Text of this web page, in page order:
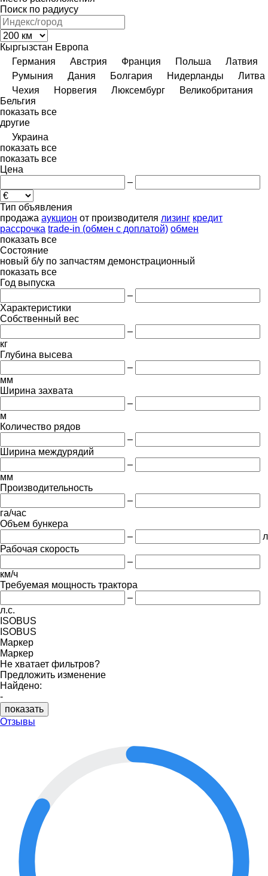
Поиск по радиусу
Кыргызстан Европа
Германия
Австрия Франция Польша
Латвия
Румыния
Дания Болгария Нидерланды
Литва
Чехия
Норвегия Люксембург
Великобритания
Бельгия
показать все
другие
Украина
показать все
показать все
Цена
–
Тип объявления
продажа аукцион от производителя лизинг кредит
рассрочка trade-in (обмен с доплатой) обмен
показать все
Состояние
новый б/у по запчастям демонстрационный
показать все
Год выпуска
–
Характеристики
Собственный вес
–
кг
Глубина высева
–
мм
Ширина захвата
–
м
Количество рядов
–
Ширина междурядий
–
мм
Производительность
–
га/час
Объем бункера
–
л
Рабочая скорость
–
км/ч
Требуемая мощность трактора
–
л.с.
ISOBUS
ISOBUS
Маркер
Маркер
Не хватает фильтров?
Предложить изменение
Найдено:
-
показать
Отзывы